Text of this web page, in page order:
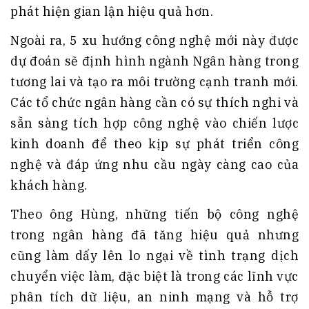
phát hiện gian lận hiệu quả hơn.
Ngoài ra, 5 xu hướng công nghệ mới này được
dự đoán sẽ định hình ngành Ngân hàng trong
tương lai và tạo ra môi trường cạnh tranh mới.
Các tổ chức ngân hàng cần có sự thích nghi và
sẵn sàng tích hợp công nghệ vào chiến lược
kinh doanh để theo kịp sự phát triển công
nghệ và đáp ứng nhu cầu ngày càng cao của
khách hàng.
Theo ông Hùng, những tiến bộ công nghệ
trong ngân hàng đã tăng hiệu quả nhưng
cũng làm dấy lên lo ngại về tình trạng dịch
chuyển việc làm, đặc biệt là trong các lĩnh vực
phân tích dữ liệu, an ninh mạng và hỗ trợ